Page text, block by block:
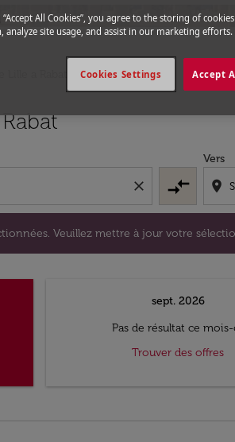
close compare_arrows
Vers
location_on
Veuillez mettre à jour votre
Veuillez mettre à jour
sept. 2026
Pas de résultat ce mois-
Trouver des offres
“Accept All Cookies”, you agree to the storing of
analyze site usage, and assist in our marketing efforts.
Accept
Cookies Settings